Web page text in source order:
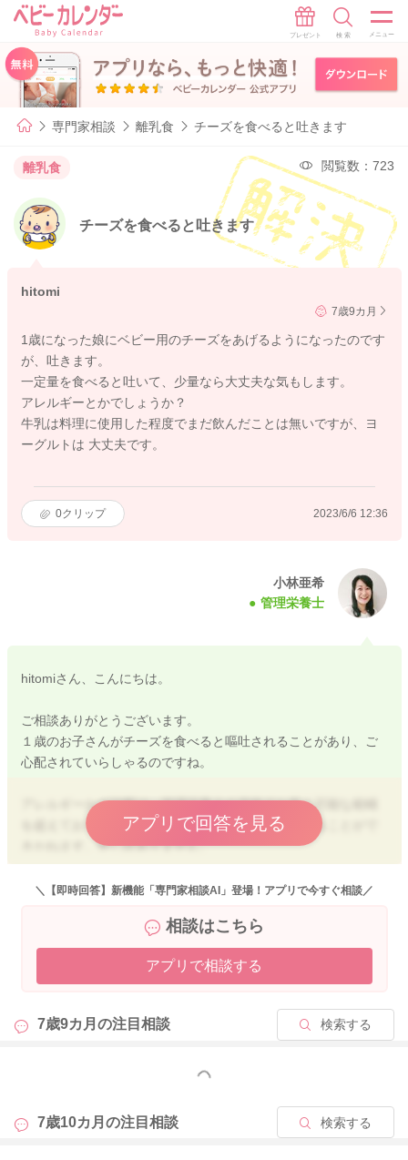
専門家相談 離乳食 チーズを食べると吐きます
離乳食 閲覧数：723
チーズを食べると吐きます
hitomi
7歳9カ月
1歳になった娘にベビー用のチーズをあげるようになったのです
が、吐きます。
一定量を食べると吐いて、少量なら大丈夫な気もします。
アレルギーとかでしょうか？
牛乳は料理に使用した程度でまだ飲んだことは無いですが、ヨ
ーグルトは 大丈夫です。
0クリップ 2023/6/6 12:36
小林亜希
管理栄養士
hitomiさん、こんにちは。
ご相談ありがとうございます。
１歳のお子さんがチーズを食べると嘔吐されることがあり、ご
心配されていらしゃるのですね。
アレルギーかの診断は、管理栄養士の資格でお答え可能な範疇
を超えておりますため、大変恐縮ですが、お答えすることがで
きかねます。申し訳ありません。
今まで食べられている量、食べてから症状までの時間などをか
かりつけの医師にご相談されてみてください。
ベビーカレンダー事務局からも、以下のような連絡を受けてお
りますので、下記をお読みいただき、ご理解いただけますと幸
病気の診断や薬についてのご相談
こんにちは、ベビーカレンダー事務局です。
大変恐縮ではございますが、病気の診断や薬についてのご相
談、各専門家の資格の範疇外のご相談に関しては、回答をいた
アプリで回答を見る
＼【即時回答】新機能「専門家相談AI」登場！アプリで今すぐ相談／
相談はこちら
アプリで相談する
7歳9カ月の注目相談 検索する
もっと見る
7歳10カ月の注目相談 検索する